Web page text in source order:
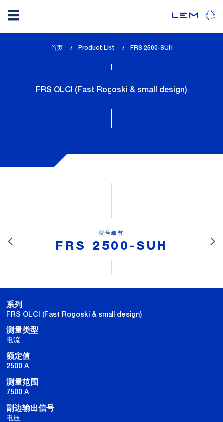
首页 Product List
lem_current_page
FRS 2500-SUH
FRS OLCI (Fast Rogoski & small design)
型号细节
FRS 2500-SUH
系列
FRS OLCI (Fast Rogoski & small design)
测量类型
电流
额定值
2500 A
测量范围
7500 A
副边输出信号
电压